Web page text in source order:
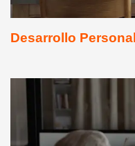
Desarrollo